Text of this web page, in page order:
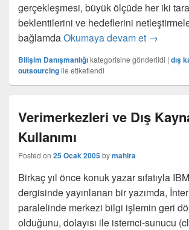
gerçekleşmesi, büyük ölçüde her iki
beklentilerini ve hedeflerini
bağlamdaOkumaya devam et Hedef
→
Bilişim Danışmanlığıkategorisine gönderildi | dış
outsourcingile etiketlendi
Verimerkezleri ve Dış
Kullanımı
Posted on 25 Ocak 2005bymahira
Birkaç yıl önce konuk yazar sıfatıyla
dergisinde yayınlanan bir yazımda,
paralelinde merkezi bilgi işlemin geri
olduğunu, dolayısı ile istemci-sunucu